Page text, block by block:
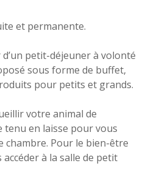
et permanente.
petit-déjeuner à volonté
sous forme de buffet,
pour petits et grands.
votre animal de
tenu en laisse pour vous
chambre. Pour le bien-être
à la salle de petit